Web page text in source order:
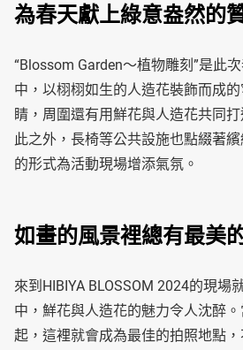
為春天獻上綠意盎然的
“Blossom Garden～植物雕刻”是此
中，以栩栩如生的人造花裝飾而成
睛，周圍還有用鮮花與人造花共同
此之外，長椅等公共設施也點綴著
的形式為活動現場增添氣氛。
如畫的風景裡總有最美
來到HIBIYA BLOSSOM 2024的現場
中，鮮花與人造花的魅力令人沈醉
起，這裡就會成為最佳的拍照地點